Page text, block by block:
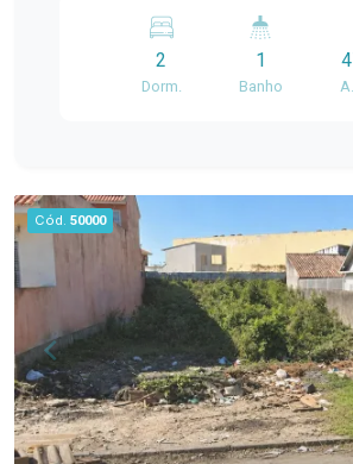
condomínio: Salão de festas
churrasqueira Quadra de futebol/
isso em uma localização ótima,
informações e agende sua visita!
2
Dorm.
1
Banho
Cód. 50000